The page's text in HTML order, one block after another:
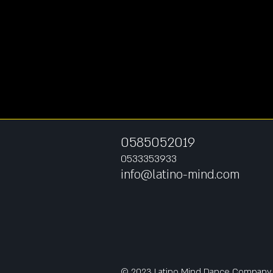
0585052019
0533353933
info@latino-mind.com